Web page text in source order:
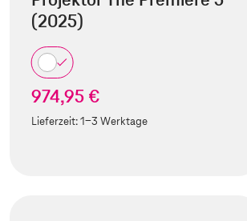
(2025)
974,95 €
Lieferzeit:1-3 Werktage